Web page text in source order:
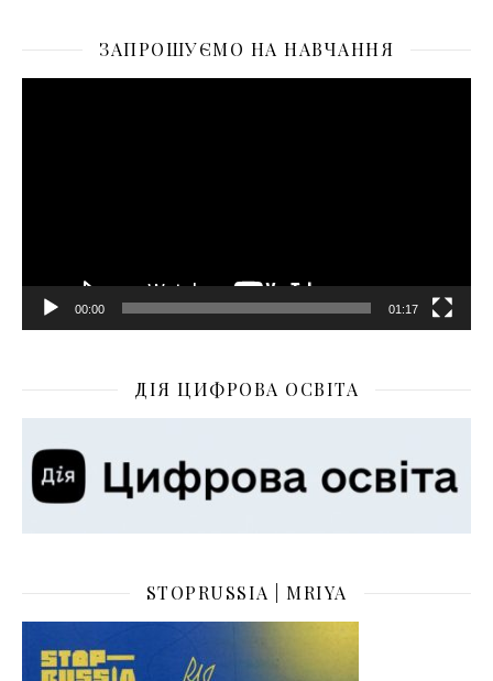
ЗАПРОШУЄМО НА НАВЧАННЯ
Відеопрогравач
00:00 01:17
ДІЯ ЦИФРОВА ОСВІТА
STOPRUSSIA | MRIYA